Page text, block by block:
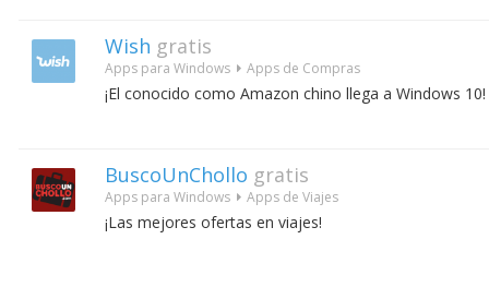
Wish gratis
Apps para Windows Apps de Compras
¡El conocido como Amazon chino llega a Windows 10!
BuscoUnChollo gratis
Apps para Windows Apps de Viajes
¡Las mejores ofertas en viajes!